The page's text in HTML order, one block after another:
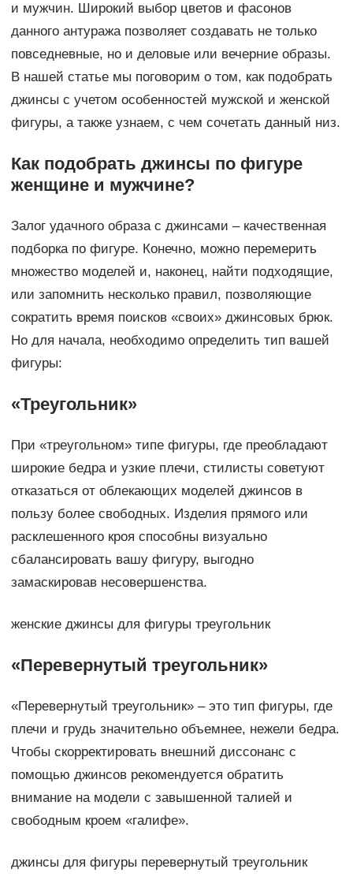
и мужчин. Широкий выбор цветов и фасонов
данного антуража позволяет создавать не только
повседневные, но и деловые или вечерние образы.
В нашей статье мы поговорим о том, как подобрать
джинсы с учетом особенностей мужской и женской
фигуры, а также узнаем, с чем сочетать данный низ.
Как подобрать джинсы по фигуре
женщине и мужчине?
Залог удачного образа с джинсами – качественная
подборка по фигуре. Конечно, можно перемерить
множество моделей и, наконец, найти подходящие,
или запомнить несколько правил, позволяющие
сократить время поисков «своих» джинсовых брюк.
Но для начала, необходимо определить тип вашей
фигуры:
«Треугольник»
При «треугольном» типе фигуры, где преобладают
широкие бедра и узкие плечи, стилисты советуют
отказаться от облекающих моделей джинсов в
пользу более свободных. Изделия прямого или
расклешенного кроя способны визуально
сбалансировать вашу фигуру, выгодно
замаскировав несовершенства.
женские джинсы для фигуры треугольник
«Перевернутый треугольник»
«Перевернутый треугольник» – это тип фигуры, где
плечи и грудь значительно объемнее, нежели бедра.
Чтобы скорректировать внешний диссонанс с
помощью джинсов рекомендуется обратить
внимание на модели с завышенной талией и
свободным кроем «галифе».
джинсы для фигуры перевернутый треугольник